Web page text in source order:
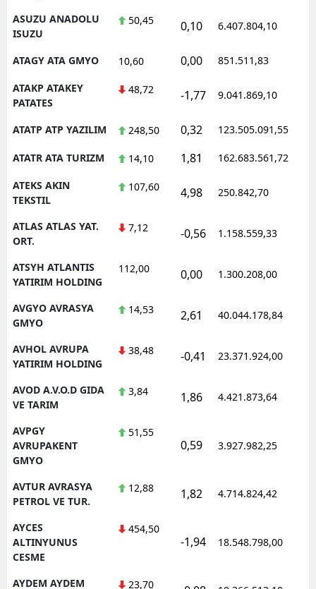
ASUZU ANADOLU
ISUZU
50,45 0,10 6.407.804,10
ATAGY ATA GMYO 10,60 0,00 851.511,83
ATAKP ATAKEY
PATATES
48,72 -1,77 9.041.869,10
ATATP ATP YAZILIM 248,50 0,32 123.505.091,55
ATATR ATA TURIZM 14,10 1,81 162.683.561,72
ATEKS AKIN
TEKSTIL
107,60 4,98 250.842,70
ATLAS ATLAS YAT.
ORT.
7,12 -0,56 1.158.559,33
ATSYH ATLANTIS
YATIRIM HOLDING
112,00 0,00 1.300.208,00
AVGYO AVRASYA
GMYO
14,53 2,61 40.044.178,84
AVHOL AVRUPA
YATIRIM HOLDING
38,48 -0,41 23.371.924,00
AVOD A.V.O.D GIDA
VE TARIM
3,84 1,86 4.421.873,64
AVPGY
AVRUPAKENT
GMYO
51,55
0,59 3.927.982,25
AVTUR AVRASYA
PETROL VE TUR.
12,88 1,82 4.714.824,42
AYCES
ALTINYUNUS
CESME
454,50
-1,94 18.548.798,00
AYDEM AYDEM 23,70